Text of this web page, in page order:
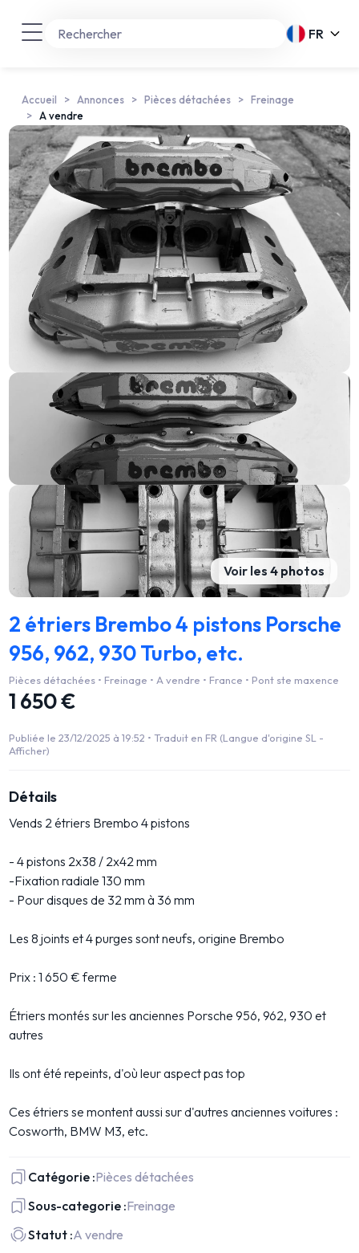
FR
Accueil Annonces Pièces détachées
Freinage
A vendre
Voir les 4 photos
2 étriers Brembo 4 pistons Porsche
956, 962, 930 Turbo, etc.
Pièces détachées • Freinage • A vendre • France • Pont ste maxence
1 650 €
Publiée le 23/12/2025 à 19:52 •Traduit en FR (Langue d'origine SL -
Afficher)
Détails
Vends 2 étriers Brembo 4 pistons
- 4 pistons 2x38 / 2x42 mm
-Fixation radiale 130 mm
- Pour disques de 32 mm à 36 mm
Les 8 joints et 4 purges sont neufs, origine Brembo
Prix : 1 650 € ferme
Étriers montés sur les anciennes Porsche 956, 962, 930 et
autres
Ils ont été repeints, d'où leur aspect pas top
Ces étriers se montent aussi sur d'autres anciennes voitures :
Cosworth, BMW M3, etc.
Catégorie :Pièces détachées
Sous-categorie :Freinage
Statut :A vendre